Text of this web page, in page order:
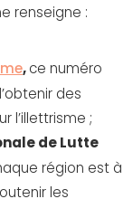
renseigne :
,ce numéro
des
l’illettrisme ;
de Lutte
région est à
les